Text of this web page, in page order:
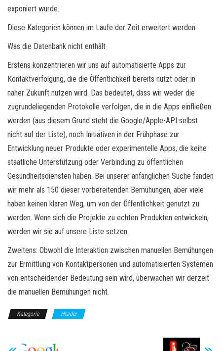
exponiert wurde.
Diese Kategorien können im Laufe der Zeit erweitert werden.
Was die Datenbank nicht enthält
Erstens konzentrieren wir uns auf automatisierte Apps zur
Kontaktverfolgung, die die Öffentlichkeit bereits nutzt oder in
naher Zukunft nutzen wird. Das bedeutet, dass wir weder die
zugrundeliegenden Protokolle verfolgen, die in die Apps einfließen
werden (aus diesem Grund steht die Google/Apple-API selbst
nicht auf der Liste), noch Initiativen in der Frühphase zur
Entwicklung neuer Produkte oder experimentelle Apps, die keine
staatliche Unterstützung oder Verbindung zu öffentlichen
Gesundheitsdiensten haben. Bei unserer anfänglichen Suche fanden
wir mehr als 150 dieser vorbereitenden Bemühungen, aber viele
haben keinen klaren Weg, um von der Öffentlichkeit genutzt zu
werden. Wenn sich die Projekte zu echten Produkten entwickeln,
werden wir sie auf unsere Liste setzen.
Zweitens: Obwohl die Interaktion zwischen manuellen Bemühungen
zur Ermittlung von Kontaktpersonen und automatisierten Systemen
von entscheidender Bedeutung sein wird, überwachen wir derzeit
die manuellen Bemühungen nicht.
Kategorie Header